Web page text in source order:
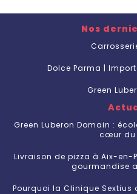
Nos
Dolce Parma |
Green
Green Luberon Domain :
cœur du
Livraison de pizza à Aix-en-
gourmandise
Pourquoi la Clinique Sextius